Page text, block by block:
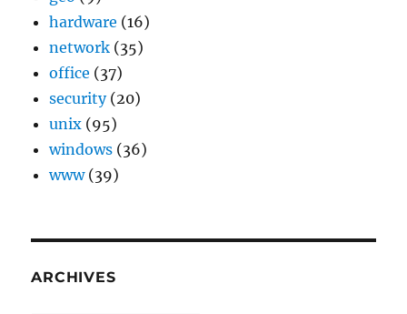
hardware (16)
network (35)
office (37)
security(20)
unix (95)
windows (36)
www(39)
ARCHIVES